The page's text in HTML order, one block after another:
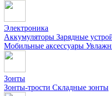
Электроника
Аккумуляторы Зарядные
Мобильные аксессуары
Зонты
Зонты-трости Складные зонты